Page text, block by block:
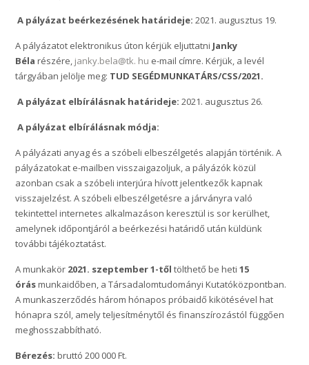
A pályázat beérkezésének határideje: 2021. augusztus 19.
A pályázatot elektronikus úton kérjük eljuttatni Janky
Béla részére, janky.bela@tk. hu e-mail címre. Kérjük, a levél
tárgyában jelölje meg: TUD SEGÉDMUNKATÁRS/CSS/2021.
A pályázat elbírálásnak határideje: 2021. augusztus 26.
A pályázat elbírálásnak módja:
A pályázati anyag és a szóbeli elbeszélgetés alapján történik. A
pályázatokat e-mailben visszaigazoljuk, a pályázók közül
azonban csak a szóbeli interjúra hívott jelentkezők kapnak
visszajelzést. A szóbeli elbeszélgetésre a járványra való
tekintettel internetes alkalmazáson keresztül is sor kerülhet,
amelynek időpontjáról a beérkezési határidő után küldünk
további tájékoztatást.
A munkakör 2021. szeptember 1-től tölthető be heti15
órásmunkaidőben, a Társadalomtudományi Kutatóközpontban.
A munkaszerződés három hónapos próbaidő kikötésével hat
hónapra szól, amely teljesítménytől és finanszírozástól függően
meghosszabbítható.
Bérezés: bruttó 200 000 Ft.